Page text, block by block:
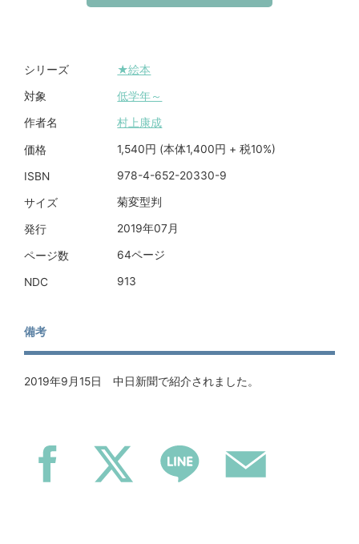
シリーズ ★絵本
対象 低学年～
作者名 村上康成
価格 1,540円 (本体1,400円 + 税10%)
ISBN 978-4-652-20330-9
サイズ 菊変型判
発行 2019年07月
ページ数 64ページ
NDC 913
備考
2019年9月15日 中日新聞で紹介されました。